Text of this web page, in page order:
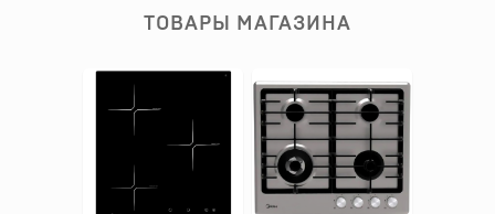
ТОВАРЫ МАГАЗИНА